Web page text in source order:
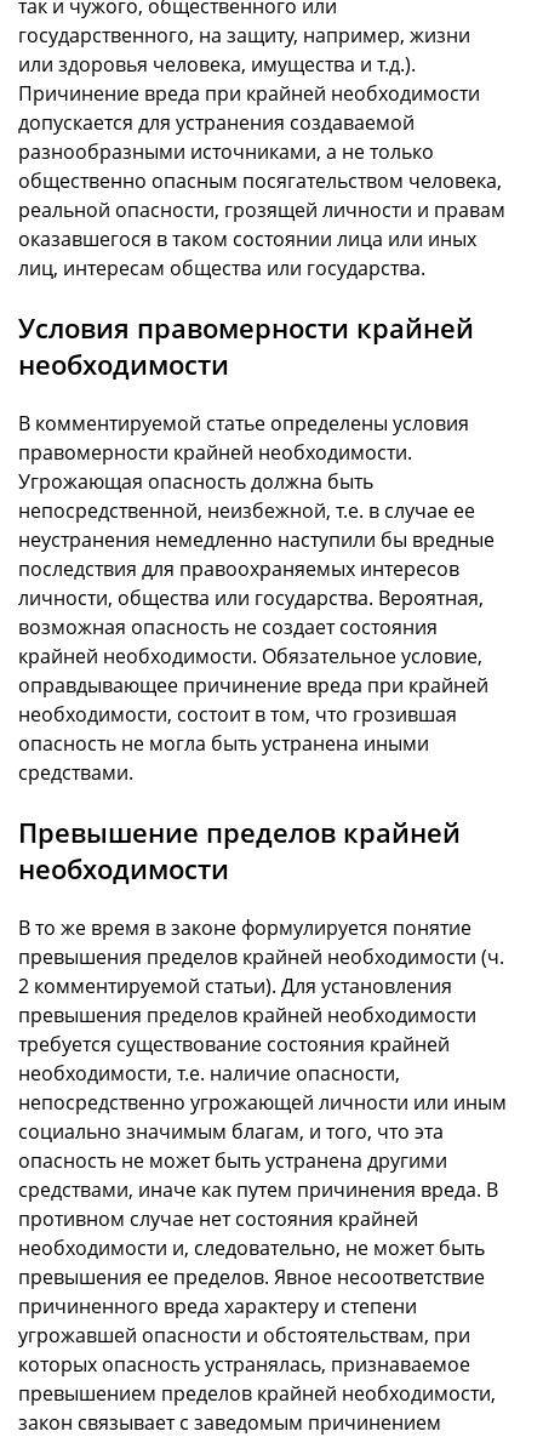
так и чужого, общественного или
государственного, на защиту, например, жизни
или здоровья человека, имущества и т.д.).
Причинение вреда при крайней необходимости
допускается для устранения создаваемой
разнообразными источниками, а не только
общественно опасным посягательством человека,
реальной опасности, грозящей личности и правам
оказавшегося в таком состоянии лица или иных
лиц, интересам общества или государства.
Условия правомерности крайней
необходимости
В комментируемой статье определены условия
правомерности крайней необходимости.
Угрожающая опасность должна быть
непосредственной, неизбежной, т.е. в случае ее
неустранения немедленно наступили бы вредные
последствия для правоохраняемых интересов
личности, общества или государства. Вероятная,
возможная опасность не создает состояния
крайней необходимости. Обязательное условие,
оправдывающее причинение вреда при крайней
необходимости, состоит в том, что грозившая
опасность не могла быть устранена иными
средствами.
Превышение пределов крайней
необходимости
В то же время в законе формулируется понятие
превышения пределов крайней необходимости (ч.
2 комментируемой статьи). Для установления
превышения пределов крайней необходимости
требуется существование состояния крайней
необходимости, т.е. наличие опасности,
непосредственно угрожающей личности или иным
социально значимым благам, и того, что эта
опасность не может быть устранена другими
средствами, иначе как путем причинения вреда. В
противном случае нет состояния крайней
необходимости и, следовательно, не может быть
превышения ее пределов. Явное несоответствие
причиненного вреда характеру и степени
угрожавшей опасности и обстоятельствам, при
которых опасность устранялась, признаваемое
превышением пределов крайней необходимости,
закон связывает с заведомым причинением